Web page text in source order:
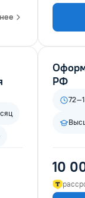
РФ
10